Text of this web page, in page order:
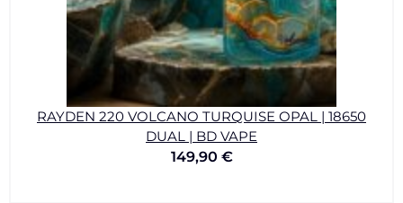
RAYDEN 220 VOLCANO TURQUISE OPAL | 18650
DUAL | BD VAPE
149,90 €